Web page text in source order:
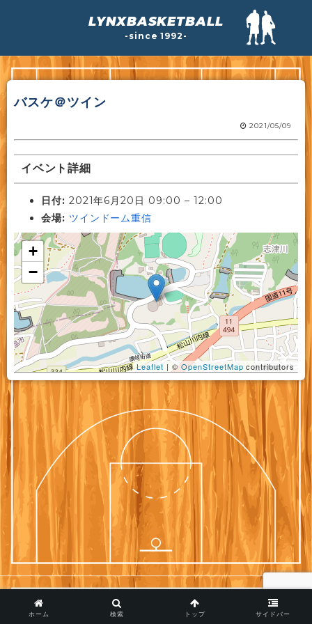
LYNXBASKETBALL
-since 1992-
バスケ＠ツイン
2021/05/09
イベント詳細
日付: 2021年6月20日 09:00 – 12:00
会場: ツインドーム重信
+
−
Leaflet | ©OpenStreetMap contributors
ホーム 検索 トップ サイドバー